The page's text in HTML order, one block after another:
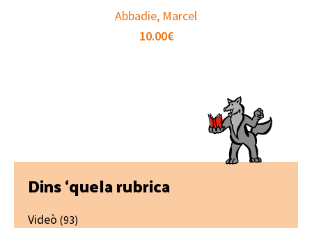
Abbadie, Marcel
10.00€
Primary
Sidebar
Dins ‘quela rubrica
Videò (93)